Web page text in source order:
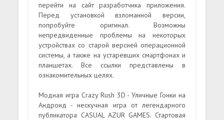
перейти на сайт разработчика приложения.
Перед установкой взломанной версии,
попробуйте оригинал. Возможны
непредвиденные проблемы на некоторых
устройствах со старой версией операционной
системы, а также на устаревших смартфонах и
планшетах. Все ссылки представлены в
ознакомительных целях.
Модная игра Crazy Rush 3D - Уличные Гонки на
Андроид - нескучная игра от легендарного
публикатора CASUAL AZUR GAMES. Стартовая